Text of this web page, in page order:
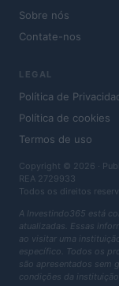
Sobre nós
Contate-nos
LEGAL
Política de
Política de cookies
Termos de uso
Copyright © 2026 ·
REA 2729933
Todos os direitos
A Investindo365 está
atualizadas. Essas
ao visitar uma
específico. Todos os
são apresentados sem
condições da instituição